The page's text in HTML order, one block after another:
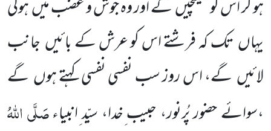
ہو کر اس کو کھینچیںگے اور وہ جوش و غضب میںہوگی
یہاںتک کہ فرشتے اس کو عرش کے بائیںجانب
لائیںگے، اس روز سب نفسی نفسی کہتے ہوںگے
،سوائے حضور پُرنور، حبیب ِخدا، سیّد ِانبیاءصَلَّی اللّٰہُ